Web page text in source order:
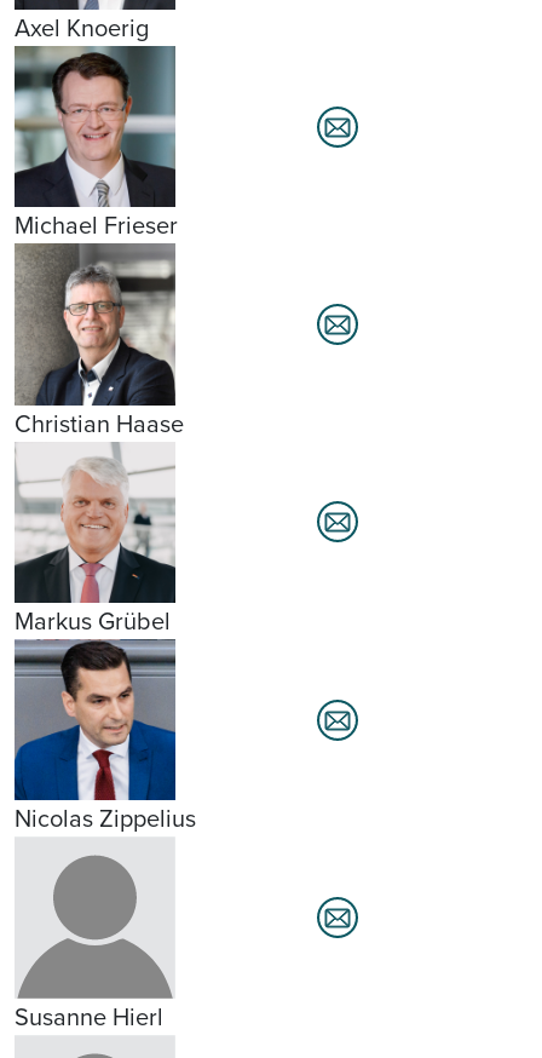
Axel Knoerig
Michael Frieser
Christian Haase
Markus Grübel
Nicolas Zippelius
Susanne Hierl